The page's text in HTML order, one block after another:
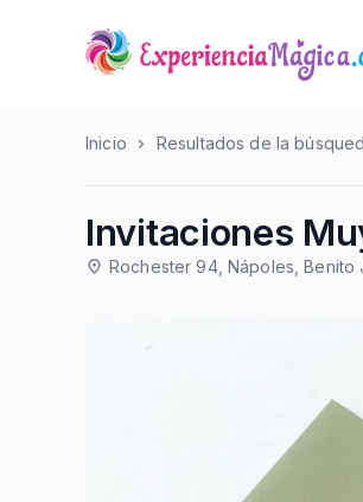
Inicio Resultados de la
Invitaciones
Rochester 94, Nápoles, Benito